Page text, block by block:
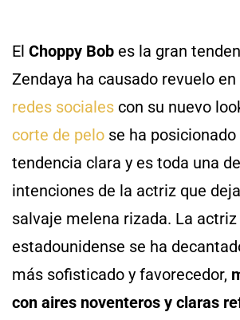
El Choppy Bob es la gran
Zendaya ha causado revuelo
redes sociales con su nuevo
corte de pelo se ha
tendencia clara y es toda una
intenciones de la actriz que
salvaje melena rizada. La actriz
estadounidense se ha
más sofisticado y favorecedor,
con aires noventeros y claras